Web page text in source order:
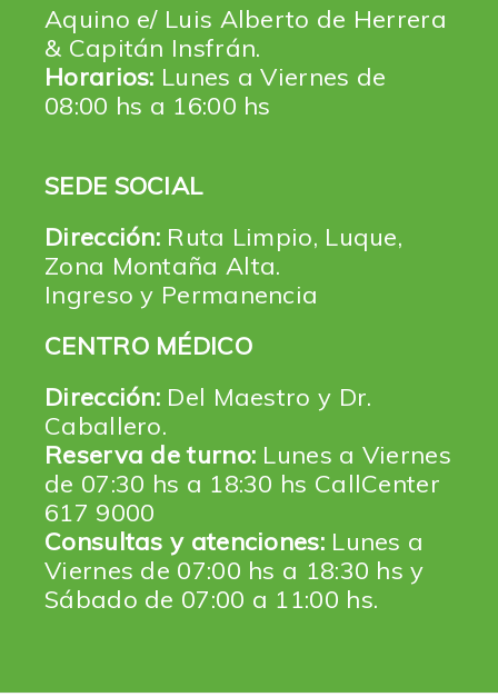
Aquino e/ Luis Alberto de Herrera
& Capitán Insfrán.
Horarios: Lunes a Viernes de
08:00 hs a 16:00 hs
SEDE SOCIAL
Dirección: Ruta Limpio, Luque,
Zona Montaña Alta.
Ingreso y Permanencia
CENTRO MÉDICO
Dirección: Del Maestro y Dr.
Caballero.
Reserva de turno: Lunes a Viernes
de 07:30 hs a 18:30 hs CallCenter
617 9000
Consultas y atenciones:Lunes a
Viernes de 07:00 hs a 18:30 hs y
Sábado de 07:00 a 11:00 hs.